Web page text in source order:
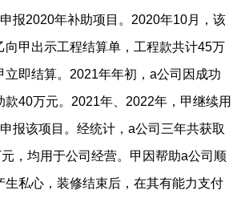
报2020年补助项目。2020年10月，该
向甲出示工程结算单，工程款共计45万
立即结算。2021年年初，a公司因成功
款40万元。2021年、2022年，甲继续用
报该项目。经统计，a公司三年共获取
，均用于公司经营。甲因帮助a公司顺
生私心，装修结束后，在其有能力支付